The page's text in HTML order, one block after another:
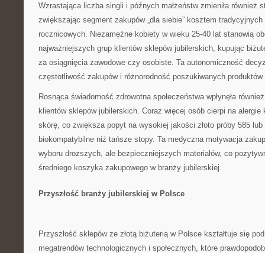
Wzrastająca liczba singli i późnych małżeństw zmieniła również
zwiększając segment zakupów „dla siebie” kosztem
rocznicowych. Niezamężne kobiety w wieku 25-40 lat stanowią
najważniejszych grup klientów sklepów jubilerskich, kupując
za osiągnięcia zawodowe czy osobiste. Ta autonomiczność
częstotliwość zakupów i różnorodność poszukiwanych produktów.
Rosnąca świadomość zdrowotna społeczeństwa wpłynęła
klientów sklepów jubilerskich. Coraz więcej osób cierpi na
skórę, co zwiększa popyt na wysokiej jakości złoto próby 585
biokompatybilne niż tańsze stopy. Ta medyczna motywacja
wyboru droższych, ale bezpieczniejszych materiałów, co
średniego koszyka zakupowego w branży jubilerskiej.
Przyszłość branży jubilerskiej w Polsce
Przyszłość sklepów ze złotą biżuterią w Polsce kształtuje się
megatrendów technologicznych i społecznych, które